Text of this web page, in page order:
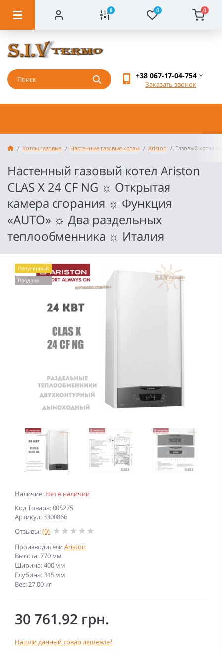
0 0 0
+38 067-17-04-754
Заказать звонок
Котлы газовые Настенные газовые котлы Ariston Газовый котел
Настенный газовый котел Ariston
CLAS X 24 CF NG ☼ Открытая
камера сгорания ☼ Функция
«AUTO» ☼ Два раздельных
теплообменника ☼ Италия
Наличие: Нет в наличии
Код Товара: 005275
Артикул: 3300866
Отзывы:(0)
Производители Ariston
Высота: 770 мм
Ширина: 400 мм
Глубина: 315 мм
Вес: 27.00 кг
Популярный
Продано
30 761.92 грн.
Нашли данный товар дешевле?